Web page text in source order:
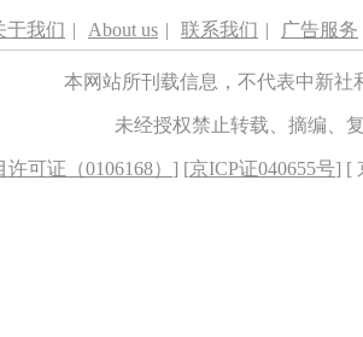
于我们 | About us | 联系我们 | 广告服务
本网站所刊载信息，不代表中新
未经授权禁止转载、摘编、
可证（0106168） ] [京ICP证040655号] [